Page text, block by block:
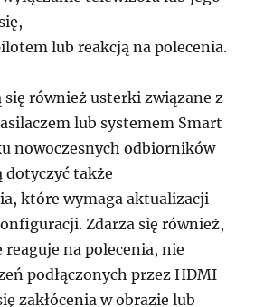
lub reakcją na polecenia.
się również usterki związane z
lub systemem Smart
nowoczesnych odbiorników
dotyczyć także
które wymaga aktualizacji
Zdarza się również,
na polecenia, nie
podłączonych przez HDMI
zakłócenia w obrazie lub